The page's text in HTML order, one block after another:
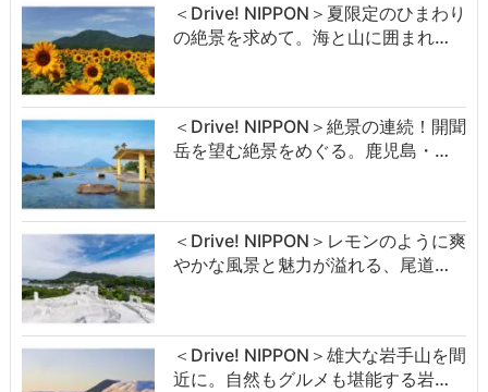
＜Drive! NIPPON＞夏限定のひまわり
の絶景を求めて。海と山に囲まれ…
＜Drive! NIPPON＞絶景の連続！開聞
岳を望む絶景をめぐる。鹿児島・…
＜Drive! NIPPON＞レモンのように爽
やかな風景と魅力が溢れる、尾道…
＜Drive! NIPPON＞雄大な岩手山を間
近に。自然もグルメも堪能する岩…